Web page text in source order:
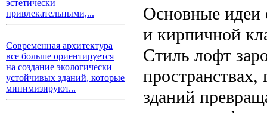
эстетически
привлекательными,...
Современная архитектура
все больше ориентируется
на создание экологически
устойчивых зданий, которые
минимизируют...
Основные идеи
и кирпичной
Стиль лофт
зданий